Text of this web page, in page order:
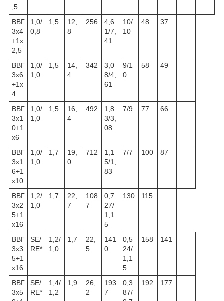
,5
ВВГ
3x4
+1x
2,5
1,0/
0,8
1,5
12,
8
256
4,6
1/7,
41
10/
10
48 37
ВВГ
3x6
+1x
4
1,0/
1,0
1,5
14,
4
342
3,0
8/4,
61
9/1
0
58 49
ВВГ
3х1
0+1
х6
1,0/
1,0
1,5
16,
4
492
1,8
3/3,
08
7/9 77 66
ВВГ
3x1
6+1
x10
1,0/
1,0
1,7
19,
0
712
1,1
5/1,
83
7/7 100 87
ВВГ
3x2
5+1
x16
1,2/
1,0
1,7
22,
7
108
7
0,7
27/
1,1
5
130 115
ВВГ
3x3
5+1
x16
SE/
RE*
1,2/
1,0
1,7
22,
5
141
0
0,5
24/
1,1
5
158 141
ВВГ
3x5
SE/
RE*
1,4/
1,2
1,9
26,
2
193
7
0,3
87/
192 177